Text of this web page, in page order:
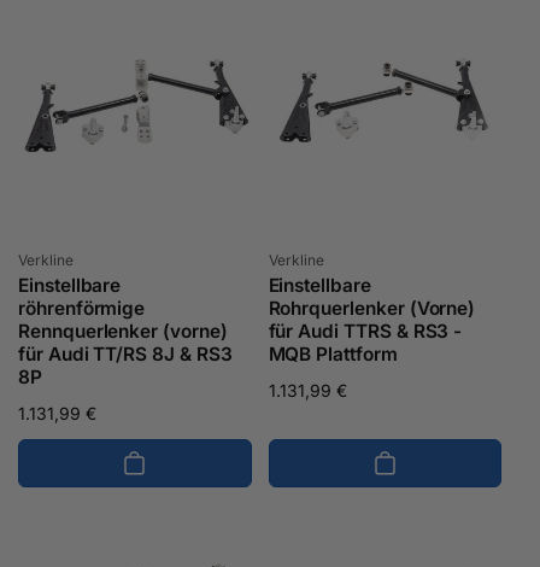
Anbieter:
Verkline
Einstellbare
röhrenförmige
Rennquerlenker (vorne)
für Audi TT/RS 8J & RS3
8P
Normaler
Preis
1.131,99 €
Anbieter:
Verkline
Einstellbare
Rohrquerlenker (Vorne)
für Audi TTRS & RS3 -
MQB Plattform
Normaler
1.131,99 €